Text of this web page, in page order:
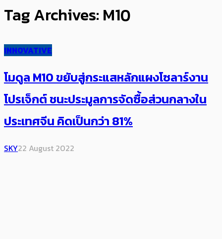
Tag Archives: M10
INNOVATIVE
โมดูล M10 ขยับสู่กระแสหลักแผงโซลาร์งาน
โปรเจ็กต์ ชนะประมูลการจัดซื้อส่วนกลางใน
ประเทศจีน คิดเป็นกว่า 81%
SKY22 August 2022